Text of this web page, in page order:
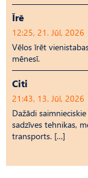
Īrē
12:25, 21. Jūl, 2026
Vēlos īrēt
mēnesī.
Citi
21:43, 13. Jūl, 2026
Dažādi
sadzīves tehnikas,
transports. […]